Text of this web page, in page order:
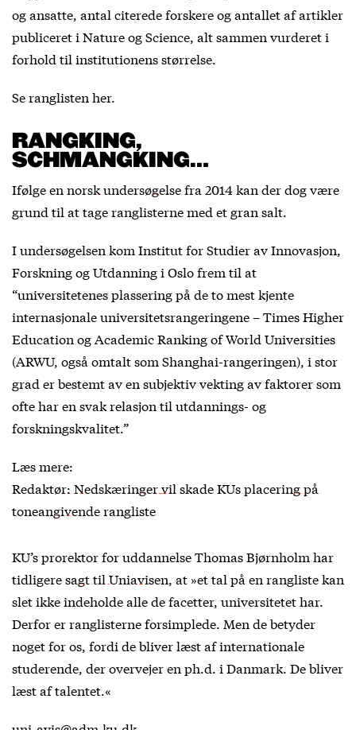
og ansatte, antal citerede forskere og antallet af artikler
publiceret i Nature og Science, alt sammen vurderet i
forhold til institutionens størrelse.
Se ranglisten her.
RANGKING,
SCHMANGKING…
Ifølgeen norsk undersøgelse fra 2014kan der dog være
grund til at tage ranglisterne med et gran salt.
I undersøgelsen kom Institut for Studier av Innovasjon,
Forskning og Utdanning i Oslo frem til at
“universitetenes plassering på de to mest kjente
internasjonale universitetsrangeringene – Times Higher
Education og Academic Ranking of World Universities
(ARWU, også omtalt som Shanghai-rangeringen), i stor
grad er bestemt av en subjektiv vekting av faktorer som
ofte har en svak relasjon til utdannings- og
forskningskvalitet.”
Læs mere:
Redaktør: Nedskæringer vil skade KUs placering på
toneangivende rangliste
KU’s prorektor for uddannelse Thomas Bjørnholm har
tidligeresagt til Uniavisen, at »et tal på en rangliste kan
slet ikke indeholde alle de facetter, universitetet har.
Derfor er ranglisterne forsimplede. Men de betyder
noget for os, fordi de bliver læst af internationale
studerende, der overvejer en ph.d. i Danmark. De bliver
læst af talentet.«